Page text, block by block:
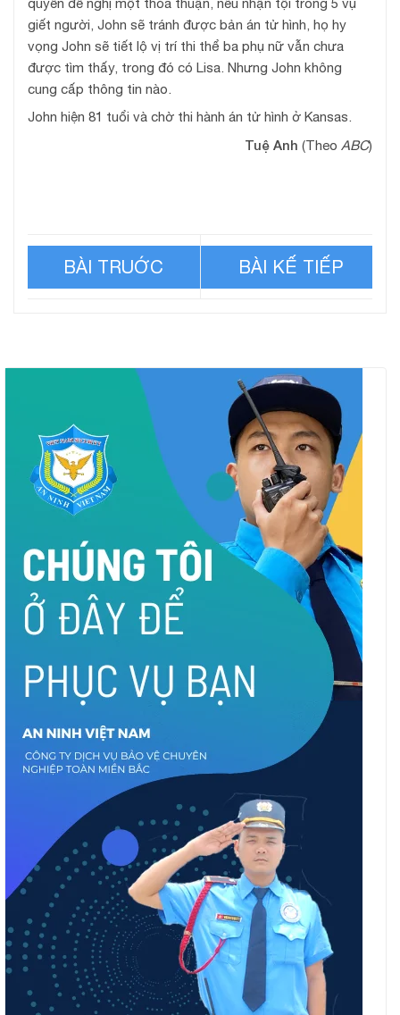
quyền đề nghị một thỏa thuận, nếu nhận tội trong 5 vụ
giết người, John sẽ tránh được bản án tử hình, họ hy
vọng John sẽ tiết lộ vị trí thi thể ba phụ nữ vẫn chưa
được tìm thấy, trong đó có Lisa. Nhưng John không
cung cấp thông tin nào.
John hiện 81 tuổi và chờ thi hành án tử hình ở Kansas.
Tuệ Anh (Theo ABC)
Singapore